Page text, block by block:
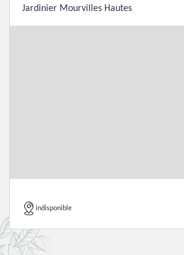
Jardinier Mourvilles Hautes
indisponible